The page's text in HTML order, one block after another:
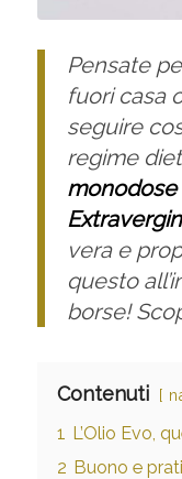
Pensate
fuori casa
seguire
regime
vera e
questo
borse!
Contenuti
1 L’Olio Evo,
2 Buono e